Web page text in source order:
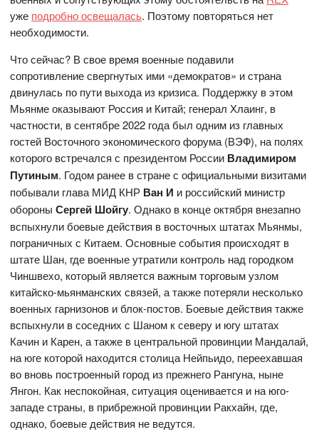
уже подробно освещалась. Поэтому повторяться нет
необходимости.
Что сейчас? В свое время военные подавили
сопротивление свергнутых ими «демократов» и страна
двинулась по пути выхода из кризиса. Поддержку в этом
Мьянме оказывают Россия и Китай; генерал Хлаинг, в
частности, в сентябре 2022 года был одним из главных
гостей Восточного экономического форума (ВЭФ), на полях
которого встречался с президентом России Владимиром
Путиным. Годом ранее в стране с официальными визитами
побывали глава МИД КНР Ван И и российский министр
обороныСергей Шойгу. Однако в конце октября внезапно
вспыхнули боевые действия в восточных штатах Мьянмы,
пограничных с Китаем. Основные события происходят в
штате Шан, где военные утратили контроль над городком
Чиншвехо, который является важным торговым узлом
китайско-мьянманских связей, а также потеряли несколько
военных гарнизонов и блок-постов. Боевые действия также
вспыхнули в соседних с Шаном к северу и югу штатах
Качин и Карен, а также в центральной провинции Мандалай,
на юге которой находится столица Нейпьидо, переехавшая
во вновь построенный город из прежнего Рангуна, ныне
Янгон. Как неспокойная, ситуация оценивается и на юго-
западе страны, в прибрежной провинции Ракхайн, где,
однако, боевые действия не ведутся.